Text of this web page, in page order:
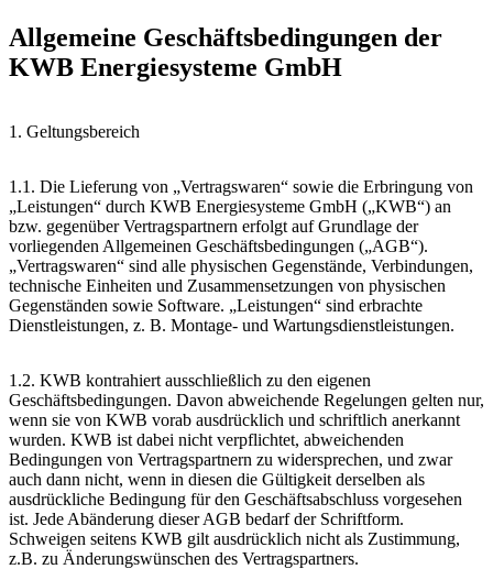
Allgemeine Geschäftsbedingungen der
KWB Energiesysteme GmbH
1. Geltungsbereich
1.1. Die Lieferung von „Vertragswaren“ sowie die Erbringung von
„Leistungen“ durch KWB Energiesysteme GmbH („KWB“) an
bzw. gegenüber Vertragspartnern erfolgt auf Grundlage der
vorliegenden Allgemeinen Geschäftsbedingungen („AGB“).
„Vertragswaren“ sind alle physischen Gegenstände, Verbindungen,
technische Einheiten und Zusammensetzungen von physischen
Gegenständen sowie Software. „Leistungen“ sind erbrachte
Dienstleistungen, z. B. Montage- und Wartungsdienstleistungen.
1.2. KWB kontrahiert ausschließlich zu den eigenen
Geschäftsbedingungen. Davon abweichende Regelungen gelten nur,
wenn sie von KWB vorab ausdrücklich und schriftlich anerkannt
wurden. KWB ist dabei nicht verpflichtet, abweichenden
Bedingungen von Vertragspartnern zu widersprechen, und zwar
auch dann nicht, wenn in diesen die Gültigkeit derselben als
ausdrückliche Bedingung für den Geschäftsabschluss vorgesehen
ist. Jede Abänderung dieser AGB bedarf der Schriftform.
Schweigen seitens KWB gilt ausdrücklich nicht als Zustimmung,
z.B. zu Änderungswünschen des Vertragspartners.